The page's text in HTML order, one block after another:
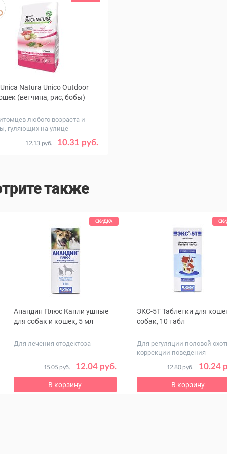
Natura Unico Outdoor
(ветчина, рис, бобы)
любого возраста и
гуляющих на улице
10.31 руб.
12.13 руб. 0.35 1.5
также
СКИДКА
Анандин Плюс Капли ушные
для собак и кошек, 5 мл
Для лечения отодектоза
12.04 руб.
15.05 руб.
В корзину
ЭКС-5Т Таблетки для
собак, 10 табл
Для регуляции половой
коррекции поведения
10.24
12.80 руб.
В корзину